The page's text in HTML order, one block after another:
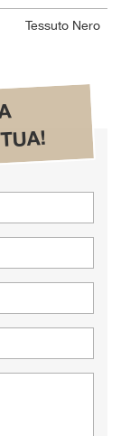
Tessuto Nero
utente